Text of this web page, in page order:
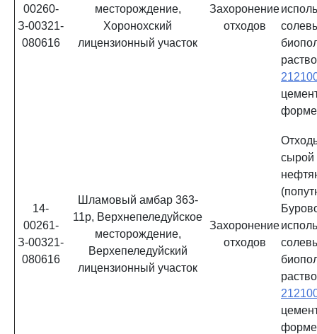
00260-
З-00321-
080616
месторождение,
Хоронохский
лицензионный участок
Захоронение
отходов
14-
00261-
З-00321-
080616
Шламовый амбар 363-
11р, Верхнепеледуйское
месторождение,
Верхепеледуйский
лицензионный участок
Захоронение
отходов